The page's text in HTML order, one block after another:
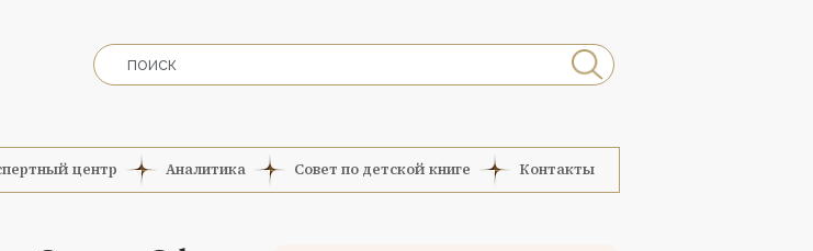
центр Аналитика Совет по детской книге Контакты